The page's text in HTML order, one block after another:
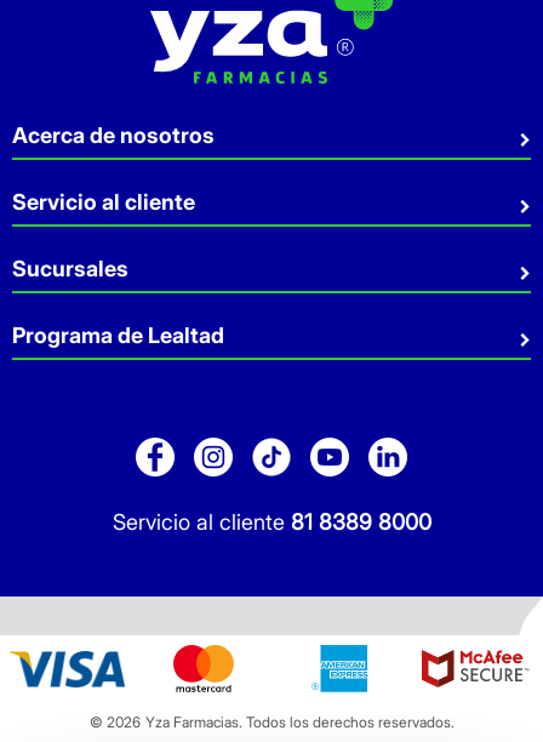
Servicio al cliente 81 8389 8000
Acerca de nosotros
Quiénes somos
Sostenibilidad
Aviso de privacidad
Servicio al cliente
Preguntas Frecuentes
Contacto
Facturación
Sucursales
Sucursales
Servicio a Domicilio
Pago de Servicios
Programa de Lealtad
Folleto Promocional
Sitio Dermocosmética
© 2026 Yza Farmacias. Todos los derechos reservados.